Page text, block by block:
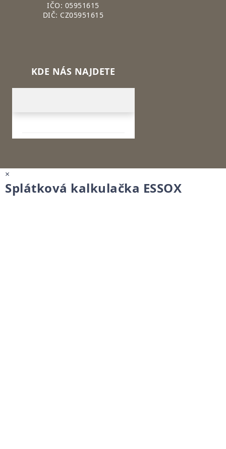
IČO: 05951615
DIČ: CZ05951615
KDE NÁS NAJDETE
×
Splátková kalkulačka ESSOX